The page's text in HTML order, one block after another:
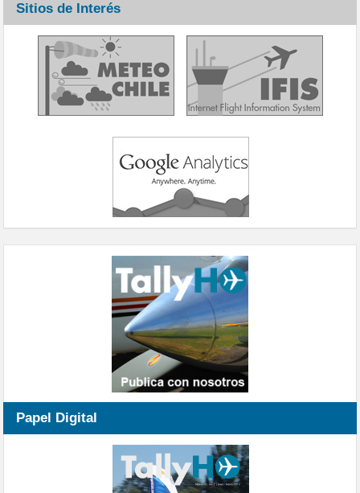
Sitios de Interés
Papel Digital